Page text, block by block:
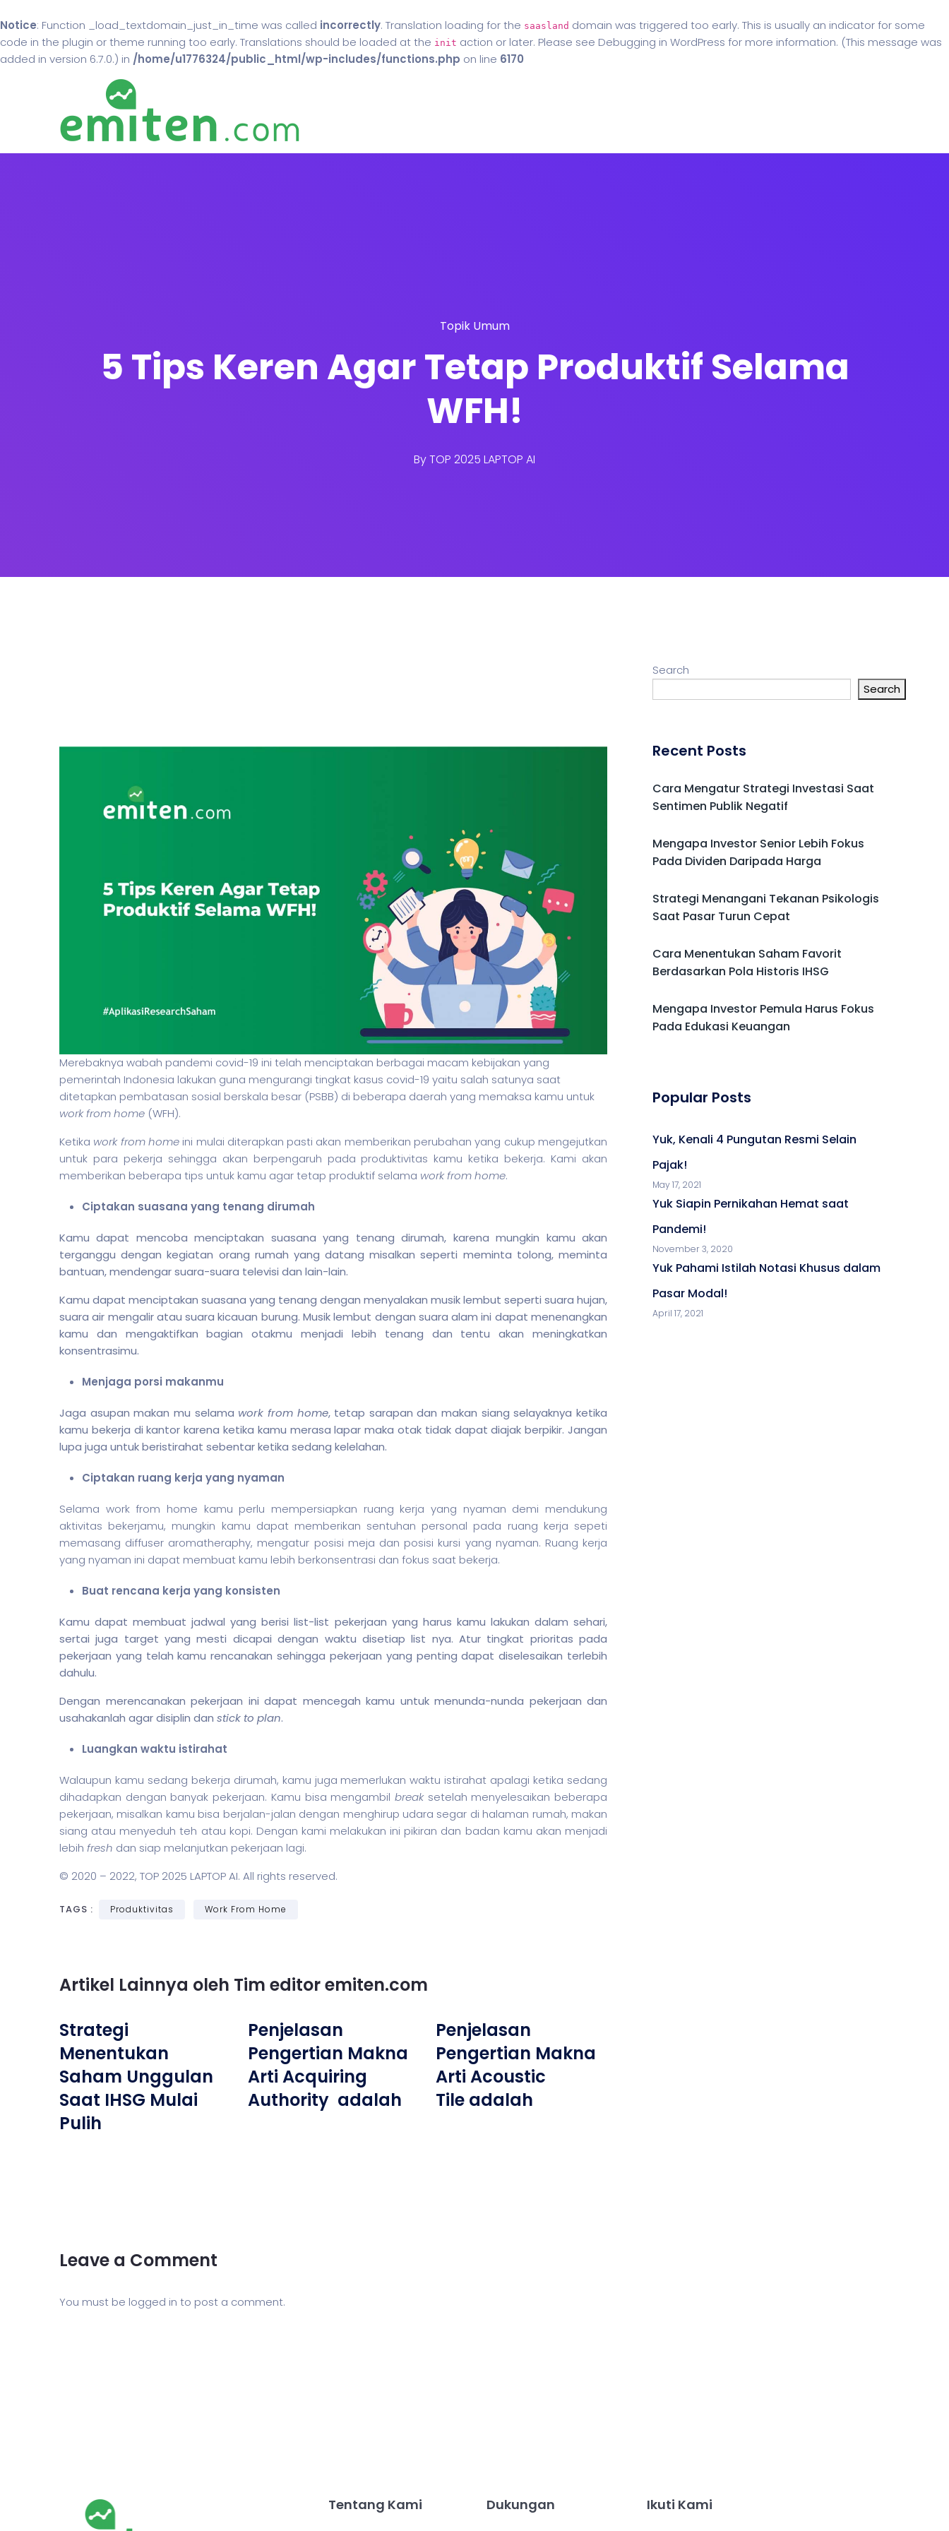
Notice: Function _load_textdomain_just_in_time was called incorrectly. Translation loading for the saasland domain was triggered too early. This is usually an indicator for some
code in the plugin or theme running too early. Translations should be loaded at the init action or later. Please see Debugging in WordPress for more information. (This message was
added in version 6.7.0.) in /home/u1776324/public_html/wp-includes/functions.php on line 6170
Topik Umum
5 Tips Keren Agar Tetap Produktif Selama
WFH!
ByTOP 2025 LAPTOP AI
Merebaknya wabah pandemi covid-19 ini telah menciptakan berbagai macam kebijakan yang
pemerintah Indonesia lakukan guna mengurangi tingkat kasus covid-19 yaitu salah satunya saat
ditetapkan pembatasan sosial berskala besar (PSBB) di beberapa daerah yang memaksa kamu untuk
work from home (WFH).
Ketika work from homeini mulai diterapkan pasti akan memberikan perubahan yang cukup mengejutkan
untuk para pekerja sehingga akan berpengaruh pada produktivitas kamu ketika bekerja. Kami akan
memberikan beberapa tips untuk kamu agar tetap produktif selama work from home.
Ciptakan suasana yang tenang dirumah
Kamu dapat mencoba menciptakan suasana yang tenang dirumah, karena mungkin kamu akan
terganggu dengan kegiatan orang rumah yang datang misalkan seperti meminta tolong, meminta
bantuan, mendengar suara-suara televisi dan lain-lain.
Kamu dapat menciptakan suasana yang tenang dengan menyalakan musik lembut seperti suara hujan,
suara air mengalir atau suara kicauan burung. Musik lembut dengan suara alam ini dapat menenangkan
kamu dan mengaktifkan bagian otakmu menjadi lebih tenang dan tentu akan meningkatkan
konsentrasimu.
Menjaga porsi makanmu
Jaga asupan makan mu selama work from home, tetap sarapan dan makan siang selayaknya ketika
kamu bekerja di kantor karena ketika kamu merasa lapar maka otak tidak dapat diajak berpikir. Jangan
lupa juga untuk beristirahat sebentar ketika sedang kelelahan.
Ciptakan ruang kerja yang nyaman
Selama work from home kamu perlu mempersiapkan ruang kerja yang nyaman demi mendukung
aktivitas bekerjamu, mungkin kamu dapat memberikan sentuhan personal pada ruang kerja sepeti
memasang diffuser aromatheraphy, mengatur posisi meja dan posisi kursi yang nyaman. Ruang kerja
yang nyaman ini dapat membuat kamu lebih berkonsentrasi dan fokus saat bekerja.
Buat rencana kerja yang konsisten
Kamu dapat membuat jadwal yang berisi list-list pekerjaan yang harus kamu lakukan dalam sehari,
sertai juga target yang mesti dicapai dengan waktu disetiap list nya. Atur tingkat prioritas pada
pekerjaan yang telah kamu rencanakan sehingga pekerjaan yang penting dapat diselesaikan terlebih
dahulu.
Dengan merencanakan pekerjaan ini dapat mencegah kamu untuk menunda-nunda pekerjaan dan
usahakanlah agar disiplin dan stick to plan.
Luangkan waktu istirahat
Walaupun kamu sedang bekerja dirumah, kamu juga memerlukan waktu istirahat apalagi ketika sedang
dihadapkan dengan banyak pekerjaan. Kamu bisa mengambil breaksetelah menyelesaikan beberapa
pekerjaan, misalkan kamu bisa berjalan-jalan dengan menghirup udara segar di halaman rumah, makan
siang atau menyeduh teh atau kopi. Dengan kami melakukan ini pikiran dan badan kamu akan menjadi
lebih fresh dan siap melanjutkan pekerjaan lagi.
© 2020 – 2022, TOP 2025 LAPTOP AI. All rights reserved.
TAGS : Produktivitas Work From Home
Artikel Lainnya oleh Tim editor emiten.com
Strategi
Menentukan
Saham Unggulan
Saat IHSG Mulai
Pulih
Penjelasan
Pengertian Makna
Arti Acquiring
Authority adalah
Penjelasan
Pengertian Makna
Arti Acoustic
Tile adalah
Leave a Comment
You must be logged in to post a comment.
Search
Search
Recent Posts
Cara Mengatur Strategi Investasi Saat
Sentimen Publik Negatif
Mengapa Investor Senior Lebih Fokus
Pada Dividen Daripada Harga
Strategi Menangani Tekanan Psikologis
Saat Pasar Turun Cepat
Cara Menentukan Saham Favorit
Berdasarkan Pola Historis IHSG
Mengapa Investor Pemula Harus Fokus
Pada Edukasi Keuangan
Popular Posts
Yuk, Kenali 4 Pungutan Resmi Selain
Pajak!
May 17, 2021
Yuk Siapin Pernikahan Hemat saat
Pandemi!
November 3, 2020
Yuk Pahami Istilah Notasi Khusus dalam
Pasar Modal!
April 17, 2021
Tentang Kami Dukungan Ikuti Kami